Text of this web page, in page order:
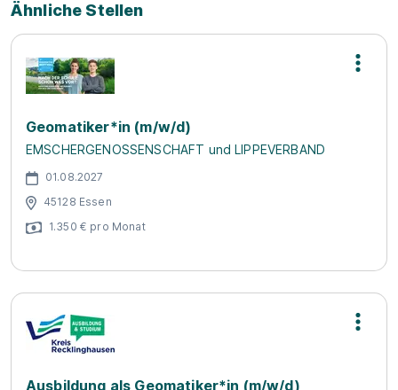
Ähnliche Stellen
Geomatiker*in (m/w/d)
EMSCHERGENOSSENSCHAFT und LIPPEVERBAND
01.08.2027
45128 Essen
1.350 € pro Monat
Ausbildung als Geomatiker*in (m/w/d)